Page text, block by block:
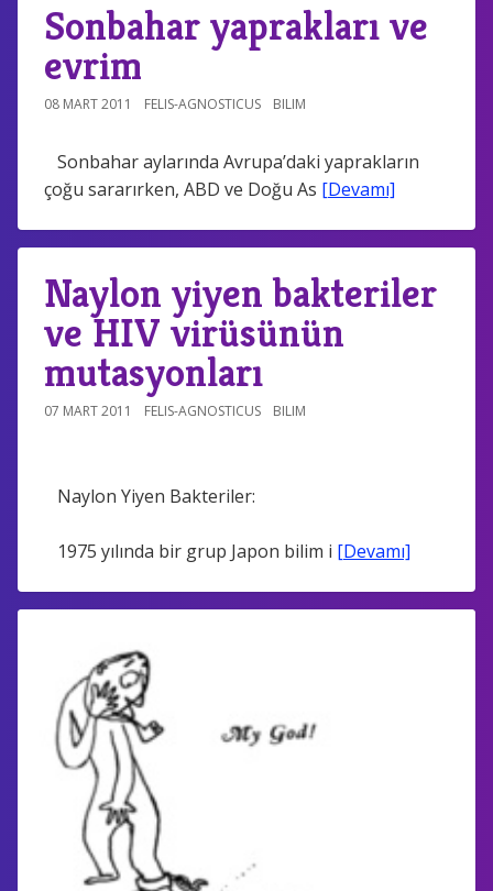
Sonbahar yaprakları ve
evrim
08 MART 2011 FELIS-AGNOSTICUS BILIM
Sonbahar aylarında Avrupa’daki yaprakların
çoğu sararırken, ABD ve Doğu As [Devamı]
Naylon yiyen bakteriler
ve HIV virüsünün
mutasyonları
07 MART 2011 FELIS-AGNOSTICUS BILIM
Naylon Yiyen Bakteriler:
1975 yılında bir grup Japon bilim i [Devamı]